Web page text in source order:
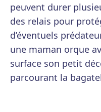
peuvent durer
des relais pour
d’éventuels
une maman orque
surface son petit
parcourant la